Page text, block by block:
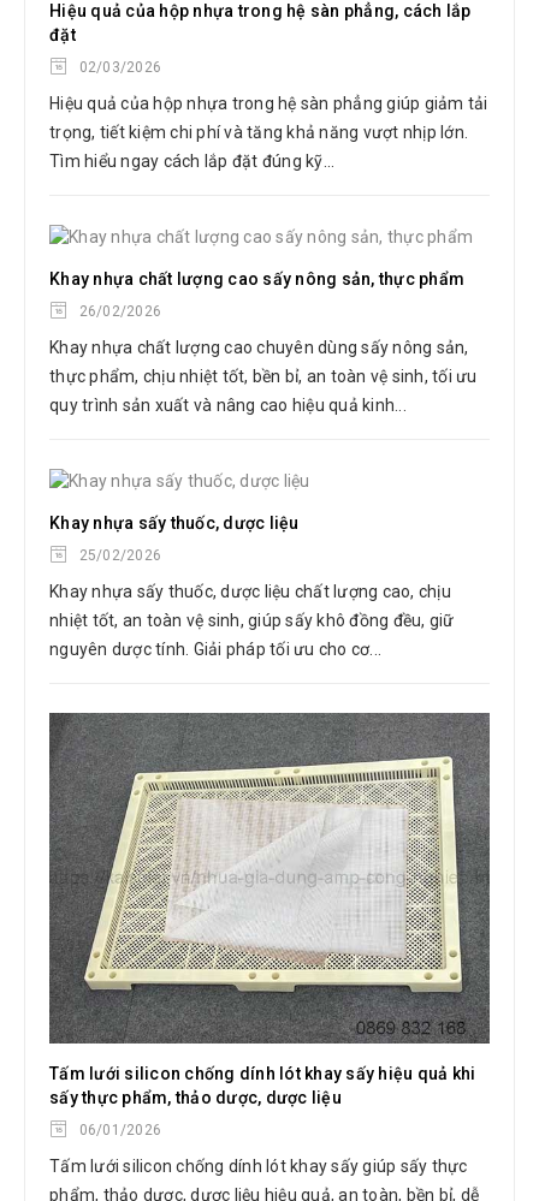
Hiệu quả của hộp nhựa trong hệ sàn phẳng, cách lắp
đặt
02/03/2026
Hiệu quả của hộp nhựa trong hệ sàn phẳng giúp giảm tải
trọng, tiết kiệm chi phí và tăng khả năng vượt nhịp lớn.
Tìm hiểu ngay cách lắp đặt đúng kỹ...
Khay nhựa chất lượng cao sấy nông sản, thực phẩm
26/02/2026
Khay nhựa chất lượng cao chuyên dùng sấy nông sản,
thực phẩm, chịu nhiệt tốt, bền bỉ, an toàn vệ sinh, tối ưu
quy trình sản xuất và nâng cao hiệu quả kinh...
Khay nhựa sấy thuốc, dược liệu
25/02/2026
Khay nhựa sấy thuốc, dược liệu chất lượng cao, chịu
nhiệt tốt, an toàn vệ sinh, giúp sấy khô đồng đều, giữ
nguyên dược tính. Giải pháp tối ưu cho cơ...
Tấm lưới silicon chống dính lót khay sấy hiệu quả khi
sấy thực phẩm, thảo dược, dược liệu
06/01/2026
Tấm lưới silicon chống dính lót khay sấy giúp sấy thực
phẩm, thảo dược, dược liệu hiệu quả, an toàn, bền bỉ, dễ